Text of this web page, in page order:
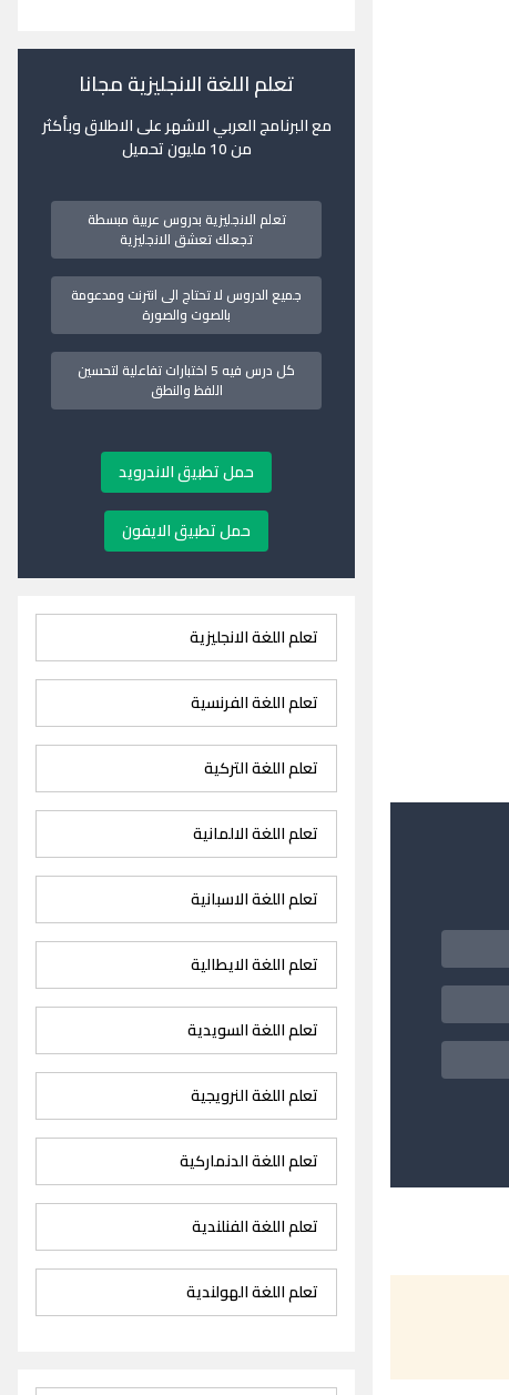
تعلم اللغة الانجليزية مجانا
مع البرنامج العربي الاشهر على الاطلاق وبأكثر
من 10 مليون تحميل
تعلم الانجليزية بدروس عربية مبسطة
تجعلك تعشق الانجليزية
جميع الدروس لا تحتاج الى انترنت ومدعومة
بالصوت والصورة
كل درس فيه 5 اختبارات تفاعلية لتحسين
اللفظ والنطق
حمل تطبيق الاندرويد
حمل تطبيق الايفون
تعلم اللغة الانجليزية
تعلم اللغة الفرنسية
تعلم اللغة التركية
تعلم اللغة الالمانية
تعلم اللغة الاسبانية
تعلم اللغة الايطالية
تعلم اللغة السويدية
تعلم اللغة النرويجية
تعلم اللغة الدنماركية
تعلم اللغة الفنلندية
تعلم اللغة الهولندية